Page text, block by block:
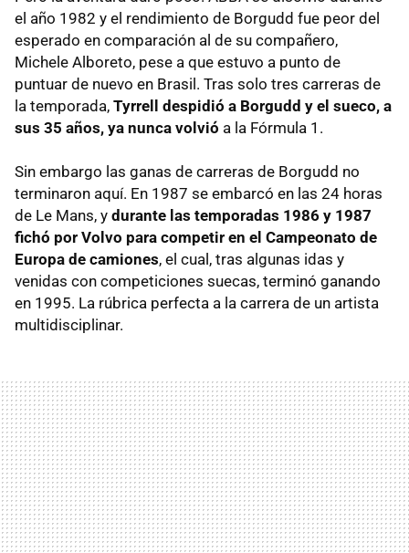
el año 1982 y el rendimiento de Borgudd fue peor del
esperado en comparación al de su compañero,
Michele Alboreto, pese a que estuvo a punto de
puntuar de nuevo en Brasil. Tras solo tres carreras de
la temporada, Tyrrell despidió a Borgudd y el sueco, a
sus 35 años, ya nunca volvió a la Fórmula 1.
Sin embargo las ganas de carreras de Borgudd no
terminaron aquí. En 1987 se embarcó en las 24 horas
de Le Mans, y durante las temporadas 1986 y 1987
fichó por Volvo para competir en el Campeonato de
Europa de camiones, el cual, tras algunas idas y
venidas con competiciones suecas, terminó ganando
en 1995. La rúbrica perfecta a la carrera de un artista
multidisciplinar.